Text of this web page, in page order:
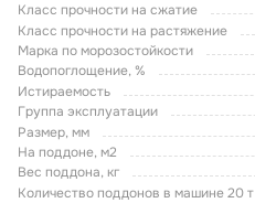
Класс прочности на сжатие
Класс прочности на растяжение
Марка по морозостойкости
Водопоглощение, %
Истираемость
Группа эксплуатации
Размер, мм
На поддоне, м2
Вес поддона, кг
Количество поддонов в машине 20 т